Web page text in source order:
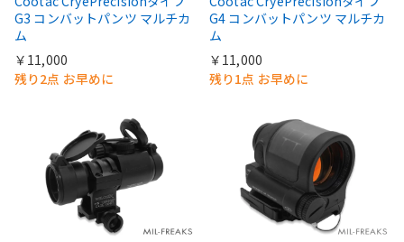
G3 コンバットパンツ マルチカ
ム
￥11,000
残り2点 お早めに
G4 コンバットパンツ マルチカ
ム
￥11,000
残り1点 お早めに